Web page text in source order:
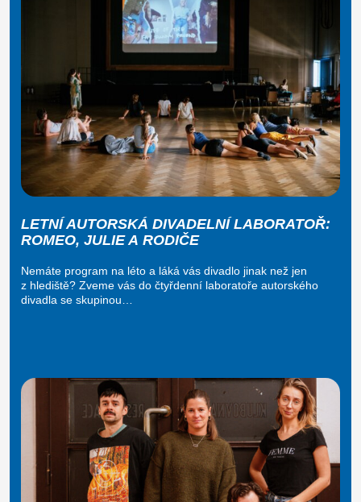
LETNÍ AUTORSKÁ DIVADELNÍ LABORATOŘ:
ROMEO, JULIE A RODIČE
Nemáte program na léto a láká vás divadlo jinak než jen
z hlediště? Zveme vás do čtyřdenní laboratoře autorského
divadla se skupinou…